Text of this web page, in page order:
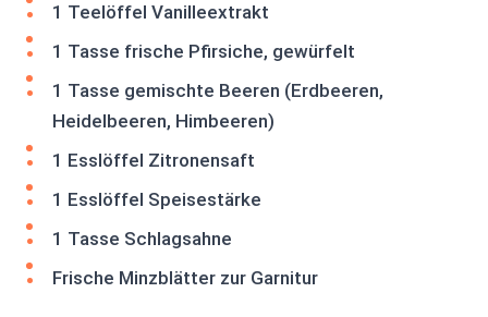
1 Teelöffel Vanilleextrakt
1 Tasse frische Pfirsiche, gewürfelt
1 Tasse gemischte Beeren (Erdbeeren,
Heidelbeeren, Himbeeren)
1 Esslöffel Zitronensaft
1 Esslöffel Speisestärke
1 Tasse Schlagsahne
Frische Minzblätter zur Garnitur